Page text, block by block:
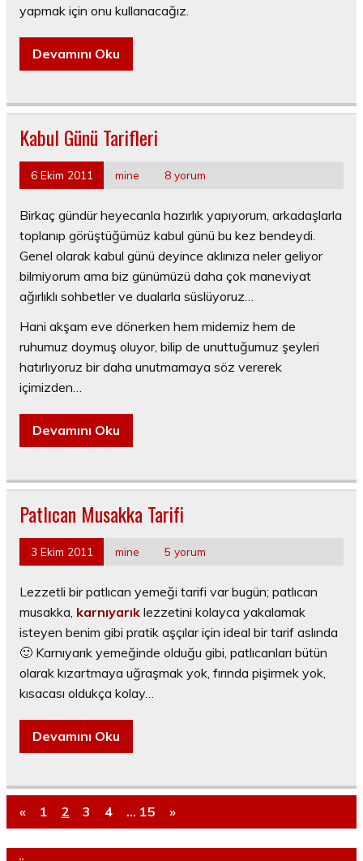
yapmak için onu kullanacağız.
Devamını Oku
Kabul Günü Tarifleri
6 Ekim 2011 mine 8 yorum
Birkaç gündür heyecanla hazırlık yapıyorum, arkadaşlarla
toplanıp görüştüğümüz kabul günü bu kez bendeydi.
Genel olarak kabul günü deyince aklınıza neler geliyor
bilmiyorum ama biz günümüzü daha çok maneviyat
ağırlıklı sohbetler ve dualarla süslüyoruz…
Hani akşam eve dönerken hem midemiz hem de
ruhumuz doymuş oluyor, bilip de unuttuğumuz şeyleri
hatırlıyoruz bir daha unutmamaya söz vererek
içimizden…
Devamını Oku
Patlıcan Musakka Tarifi
3 Ekim 2011 mine 5 yorum
Lezzetli bir patlıcan yemeği tarifi var bugün; patlıcan
musakka, karnıyarık lezzetini kolayca yakalamak
isteyen benim gibi pratik aşçılar için ideal bir tarif aslında
🙂 Karnıyarık yemeğinde olduğu gibi, patlıcanları bütün
olarak kızartmaya uğraşmak yok, fırında pişirmek yok,
kısacası oldukça kolay…
Devamını Oku
« 1 2 3 4 … 15 »